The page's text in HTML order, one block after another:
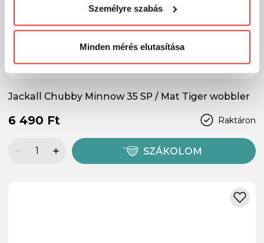
megváltoztathatod a döntésed ezzel kapcsolatban.
Előre is köszönjük!
Személyre szabás
Minden mérés elutasítása
Jackall Chubby Minnow 35 SP / Mat Tiger wobbler
Raktáron
6 490 Ft
SZÁKOLOM